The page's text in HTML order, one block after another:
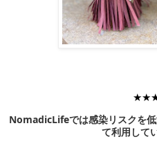
NomadicLifeでは感染リスクを
て利用して